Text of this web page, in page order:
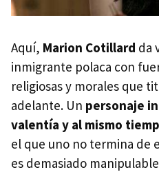
Aquí, Marion Cotillard da
inmigrante polaca con
religiosas y morales que
adelante. Un personaje
valentía y al mismo
el que uno no termina de
es demasiado